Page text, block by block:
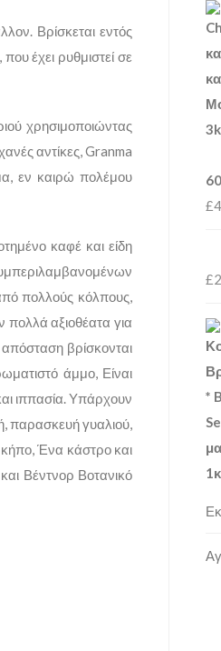
Βρίσκεται εντός
έχει ρυθμιστεί σε
χρησιμοποιώντας
αντίκες, Granma
εν καιρώ πολέμου
καφέ και είδη
πολλούς κόλπους,
πολλά αξιοθέατα για
απόσταση βρίσκονται
άμμο, Είναι
ιππασία. Υπάρχουν
παρασκευή γυαλιού,
κήπο, Ένα κάστρο και
Βέντνορ Βοτανικό
£
£